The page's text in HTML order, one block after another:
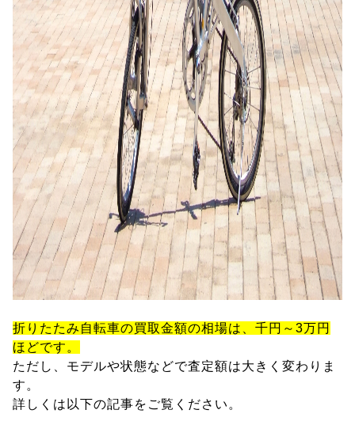
折りたたみ自転車の買取金額の相場は、千円～3万円
ほどです。
ただし、モデルや状態などで査定額は大きく変わりま
す。
詳しくは以下の記事をご覧ください。